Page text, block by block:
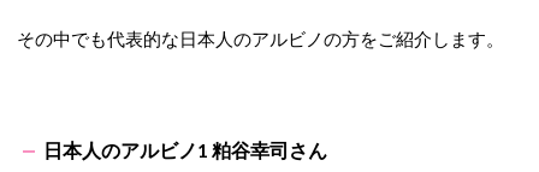
その中でも代表的な日本人のアルビノの方をご紹介します。
日本人のアルビノ1 粕谷幸司さん